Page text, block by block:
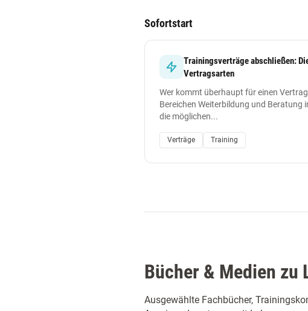
Sofortstart
Trainingsverträge abschließen:
Vertragsarten
Wer kommt überhaupt für einen
Bereichen Weiterbildung und Beratung
die möglichen...
Verträge Training
Bücher & Medien zu
Ausgewählte Fachbücher,